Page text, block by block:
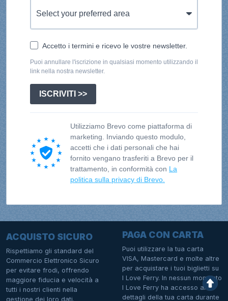
Accetto i termini e ricevo le vostre newsletter.
Puoi annullare l'iscrizione in qualsiasi momento utilizzando il
link nella nostra newsletter.
ISCRIVITI >>
Utilizziamo Brevo come piattaforma di
marketing. Inviando questo modulo,
accetti che i dati personali che hai
fornito vengano trasferiti a Brevo per il
trattamento, in conformità con La
politica sulla privacy di Brevo.
ACQUISTO SICURO
Rispettiamo gli standard del
Commercio Elettronico Sicuro
per evitare frodi, offrendo
maggiore fiducia e velocità a
tutti i nostri clienti nella
gestione dei loro dati.
PAGA CON CARTA
Puoi utilizzare la tua carta
VISA, Mastercard e molte altre
per acquistare i tuoi biglietti su
I Love Ferry. In nessun momento
I Love Ferry ha accesso ai
dettagli della tua carta durante